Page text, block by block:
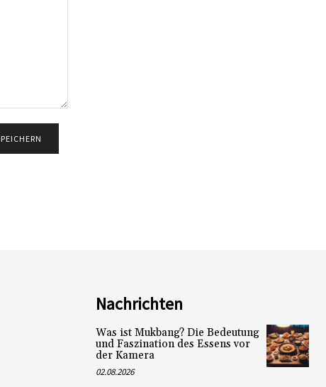
Nachrichten
Was ist Mukbang? Die Bedeutung
und Faszination des Essens vor
der Kamera
02.08.2026